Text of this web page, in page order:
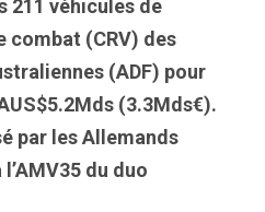
211 véhicules de
combat (CRV) des
(ADF) pour
(3.3Mds€).
par les Allemands
du duo